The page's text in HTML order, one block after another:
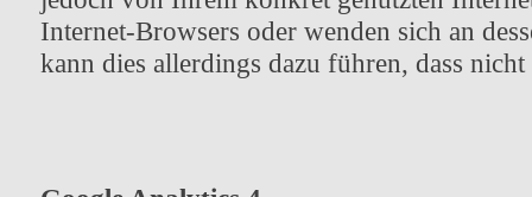
Internet-Browsers oder wenden sich an
kann dies allerdings dazu führen, dass